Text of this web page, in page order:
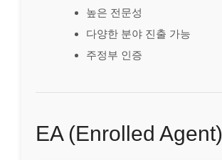
높은 전문성
다양한 분야 진출 가능
주정부 인증
EA (Enrolled Agent)